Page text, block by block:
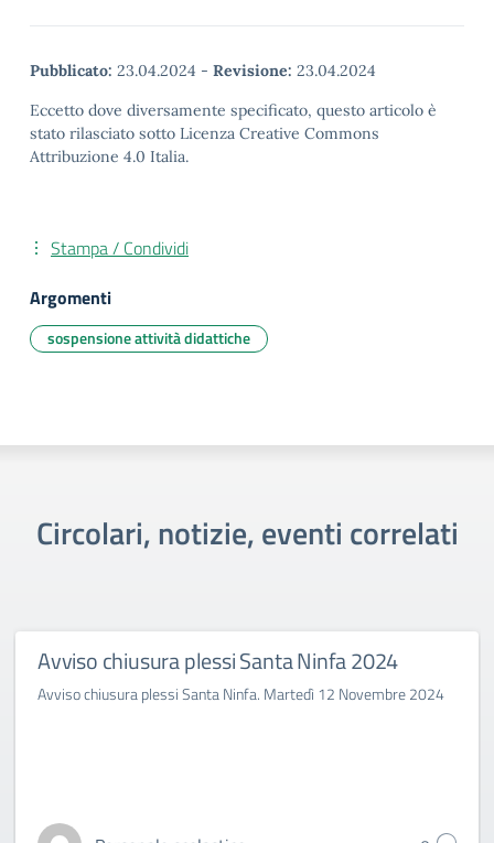
Pubblicato: 23.04.2024 - Revisione: 23.04.2024
Eccetto dove diversamente specificato, questo articolo è
stato rilasciato sotto Licenza Creative Commons
Attribuzione 4.0 Italia.
Stampa / Condividi
Argomenti
sospensione attività didattiche
Circolari, notizie, eventi correlati
Avviso chiusura plessi Santa Ninfa 2024
Avviso chiusura plessi Santa Ninfa. Martedì 12 Novembre 2024